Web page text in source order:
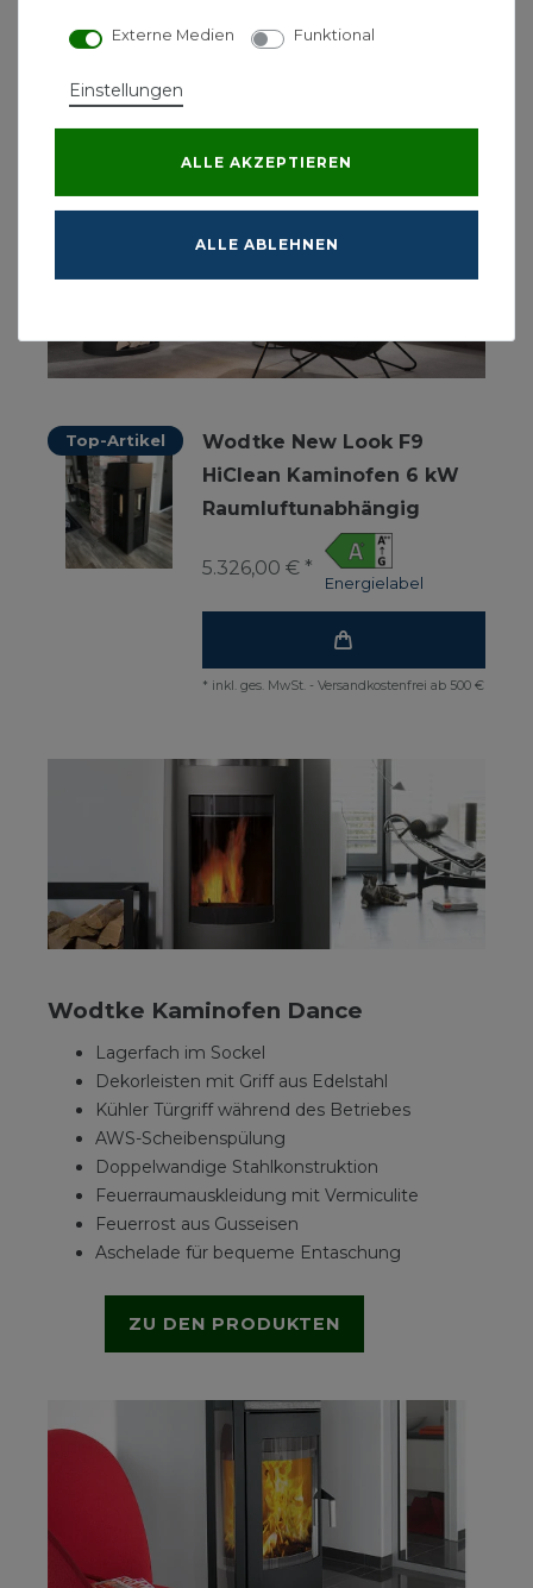
Wärmespeicher.
Top-Artikel
Wodtke New Look F9
HiClean Kaminofen 6 kW
Raumluftunabhängig
Energielabel
5.326,00 € *
* inkl. ges. MwSt. - Versandkostenfrei ab 500 €
Wodtke Kaminofen Dance
Lagerfach im Sockel
Dekorleisten mit Griff aus Edelstahl
Kühler Türgriff während des Betriebes
AWS-Scheibenspülung
Doppelwandige Stahlkonstruktion
Feuerraumauskleidung mit Vermiculite
Feuerrost aus Gusseisen
Aschelade für bequeme Entaschung
ZU DEN PRODUKTEN
Externe Medien Funktional
Einstellungen
ALLE AKZEPTIEREN
ALLE ABLEHNEN